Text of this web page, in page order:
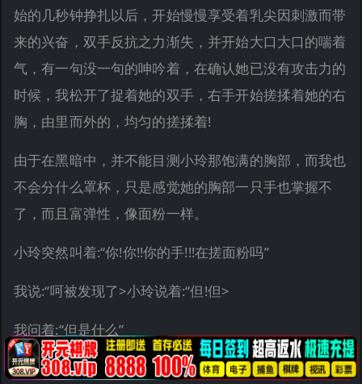
始的几秒钟挣扎以后，开始慢慢享受着乳尖因刺激而带
来的兴奋，双手反抗之力渐失，并开始大口大口的喘着
气，有一句没一句的呻吟着，在确认她已没有攻击力的
时候，我松开了捉着她的双手，右手开始搓揉着她的右
胸，由里而外的，均匀的搓揉着!
由于在黑暗中，并不能目测小玲那饱满的胸部，而我也
不会分什么罩杯，只是感觉她的胸部一只手也掌握不
了，而且富弹性，像面粉一样。
小玲突然叫着:“你!你!!你的手!!!在搓面粉吗”
我说:“呵被发现了>小玲说着:“但!但>
我问着:“但是什么”
小玲呻吟着:“但很很舒服!!!”